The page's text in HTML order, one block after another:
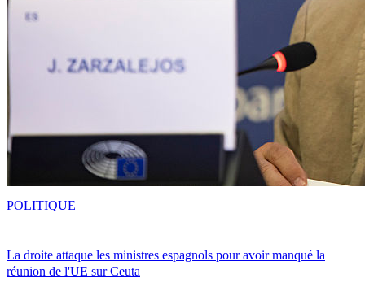
La droite attaque les ministres espagnols pour avoir manqué la
réunion de l'UE sur Ceuta
POLITIQUE